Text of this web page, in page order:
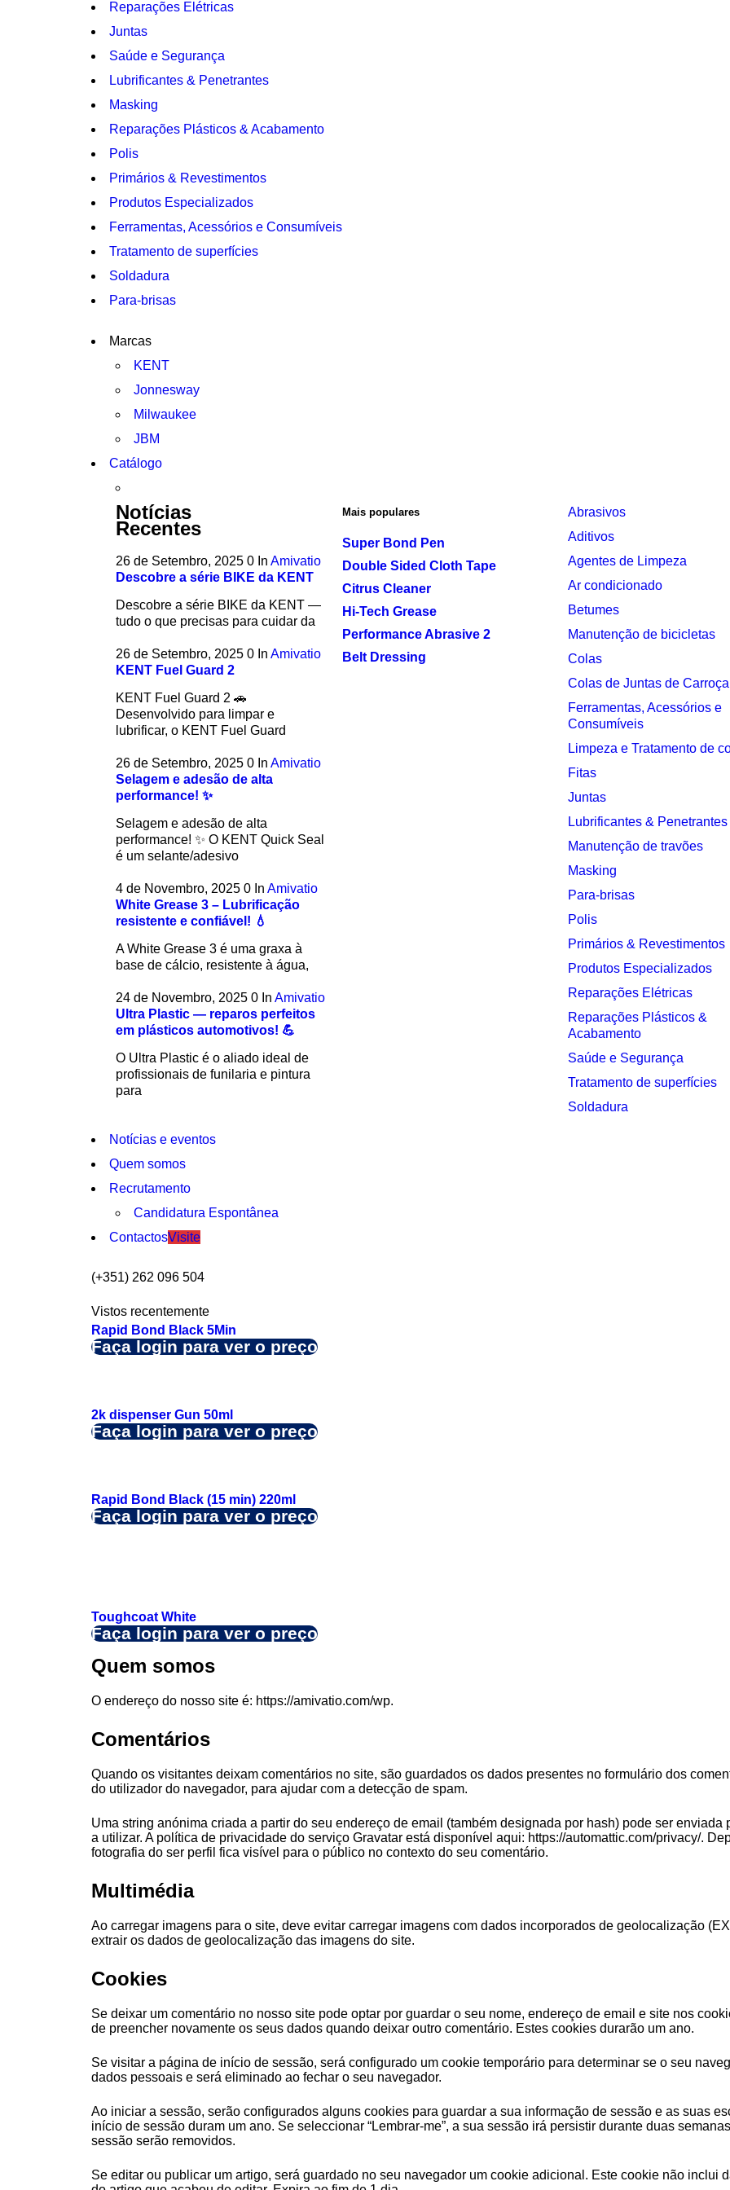
Reparações Elétricas
Juntas
Saúde e Segurança
Lubrificantes & Penetrantes
Masking
Reparações Plásticos & Acabamento
Polis
Primários & Revestimentos
Produtos Especializados
Ferramentas, Acessórios e Consumíveis
Tratamento de superfícies
Soldadura
Para-brisas
Marcas
KENT
Jonnesway
Milwaukee
JBM
Catálogo
Notícias
Recentes
26 de Setembro, 2025 0 In Amivatio
Descobre a série BIKE da KENT
Descobre a série BIKE da KENT —
tudo o que precisas para cuidar da
26 de Setembro, 2025 0 In Amivatio
KENT Fuel Guard 2
KENT Fuel Guard 2 🚗
Desenvolvido para limpar e
lubrificar, o KENT Fuel Guard
26 de Setembro, 2025 0 In Amivatio
Selagem e adesão de alta
performance! ✨
Selagem e adesão de alta
performance! ✨ O KENT Quick Seal
é um selante/adesivo
4 de Novembro, 2025 0 In Amivatio
White Grease 3 – Lubrificação
resistente e confiável! 💧
A White Grease 3 é uma graxa à
base de cálcio, resistente à água,
24 de Novembro, 2025 0 In Amivatio
Ultra Plastic — reparos perfeitos
em plásticos automotivos! 💪
O Ultra Plastic é o aliado ideal de
profissionais de funilaria e pintura
para
Mais populares
Super Bond Pen
Double Sided Cloth Tape
Citrus Cleaner
Hi-Tech Grease
Performance Abrasive 2
Belt Dressing
Abrasivos
Aditivos
Agentes de Limpeza
Ar condicionado
Betumes
Manutenção de bicicletas
Colas
Colas de Juntas de
Ferramentas, Acessórios e
Consumíveis
Limpeza e Tratamento de
Fitas
Juntas
Lubrificantes & Penetrantes
Manutenção de travões
Masking
Para-brisas
Polis
Primários & Revestimentos
Produtos Especializados
Reparações Elétricas
Reparações Plásticos &
Acabamento
Saúde e Segurança
Tratamento de superfícies
Soldadura
Notícias e eventos
Quem somos
Recrutamento
Candidatura Espontânea
ContactosVisite
(+351) 262 096 504
Vistos recentemente
Rapid Bond Black 5Min
Faça login para ver o preço
2k dispenser Gun 50ml
Faça login para ver o preço
Rapid Bond Black (15 min) 220ml
Faça login para ver o preço
Toughcoat White
Faça login para ver o preço
Quem somos
O endereço do nosso site é: https://amivatio.com/wp.
Comentários
Quando os visitantes deixam comentários no site, são guardados os dados presentes no formulário dos
do utilizador do navegador, para ajudar com a detecção de spam.
Uma string anónima criada a partir do seu endereço de email (também designada por hash) pode ser enviada
a utilizar. A política de privacidade do serviço Gravatar está disponível aqui: https://automattic.com/privacy/.
fotografia do ser perfil fica visível para o público no contexto do seu comentário.
Multimédia
Ao carregar imagens para o site, deve evitar carregar imagens com dados incorporados de geolocalização
extrair os dados de geolocalização das imagens do site.
Cookies
Se deixar um comentário no nosso site pode optar por guardar o seu nome, endereço de email e site nos
de preencher novamente os seus dados quando deixar outro comentário. Estes cookies durarão um ano.
Se visitar a página de início de sessão, será configurado um cookie temporário para determinar se o seu
dados pessoais e será eliminado ao fechar o seu navegador.
Ao iniciar a sessão, serão configurados alguns cookies para guardar a sua informação de sessão e as suas
início de sessão duram um ano. Se seleccionar “Lembrar-me”, a sua sessão irá persistir durante duas
sessão serão removidos.
Se editar ou publicar um artigo, será guardado no seu navegador um cookie adicional. Este cookie não inclui